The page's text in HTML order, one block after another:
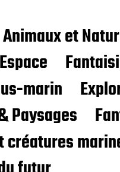
Animaux et
Espace
marin
Paysages
créatures